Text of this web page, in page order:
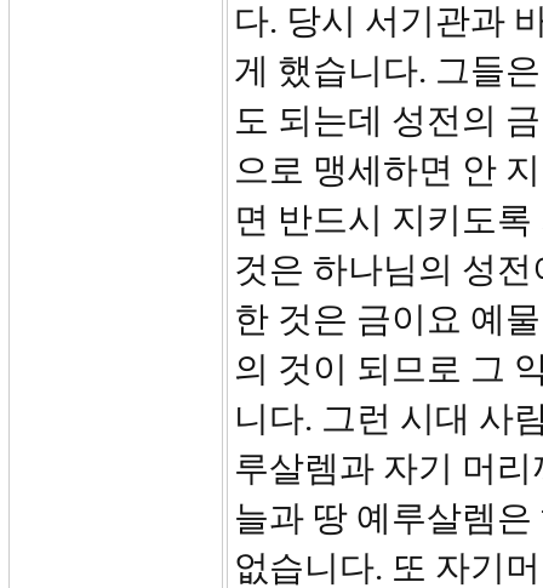
다. 당시 서기관과
게 했습니다. 그들
도 되는데 성전의
으로 맹세하면 안
면 반드시 지키도
것은 하나님의 성
한 것은 금이요 예
의 것이 되므로 그
니다. 그런 시대 사
루살렘과 자기 머
늘과 땅 예루살렘
없습니다. 또 자기